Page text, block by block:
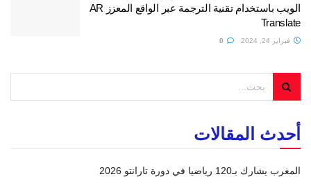
الويب باستخدام تقنية الترجمة عبر الواقع المعزز AR
Translate
فبراير 24, 2024
أحدث المقالات
المغرب يشارك بـ120 رياضيا في دورة تارانتو 2026